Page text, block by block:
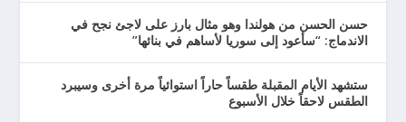
حسن الحسن من هولندا وهو مثال بارز على لاجئ نجح في
الاندماج: “سأعود إلى سوريا لأساهم في بنائها”
ستشهد الأيام المقبلة طقساً حاراً استوائياً مرة أخرى وسيبرد
الطقس لاحقاً خلال الأسبوع